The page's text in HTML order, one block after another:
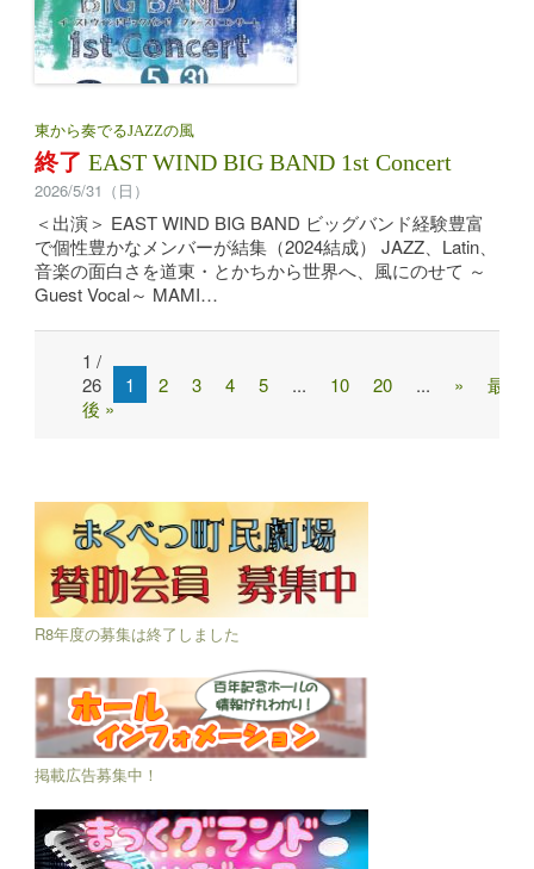
東から奏でるJAZZの風
終了EAST WIND BIG BAND 1st Concert
2026/5/31（日）
＜出演＞ EAST WIND BIG BAND ビッグバンド経験豊富
で個性豊かなメンバーが結集（2024結成） JAZZ、Latin、
音楽の面白さを道東・とかちから世界へ、風にのせて ～
Guest Vocal～ MAMI…
Post
navigation
1 /
26
1 2 3 4 5 ... 10 20 ... »
最
後 »
R8年度の募集は終了しました
掲載広告募集中！